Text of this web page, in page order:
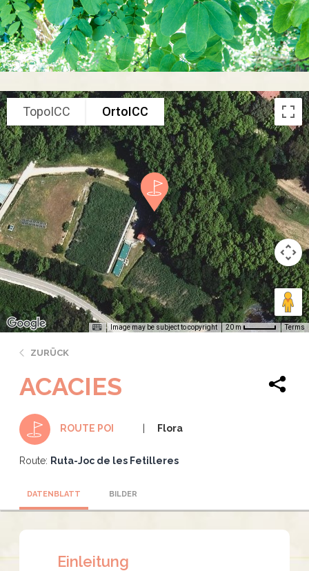
TopoICC OrtoICC
Image may be subject to copyright 20 m Terms
ZURÜCK
ACACIES
ROUTE POI Flora
Route: Ruta-Joc de les Fetilleres
DATENBLATT BILDER
Einleitung